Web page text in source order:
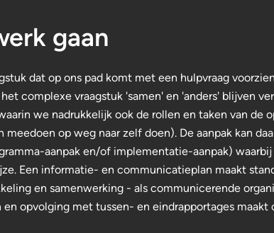
gaan
dat op ons pad komt met een hulpvraag
complexe vraagstuk 'samen' en 'anders' blijven
we nadrukkelijk ook de rollen en taken van de
meedoen op weg naar zelf doen). De aanpak kan
aanpak en/of implementatie-aanpak)
Een informatie- en communicatieplan maakt
en samenwerking - als communicerende
opvolging met tussen- en eindrapportages maakt